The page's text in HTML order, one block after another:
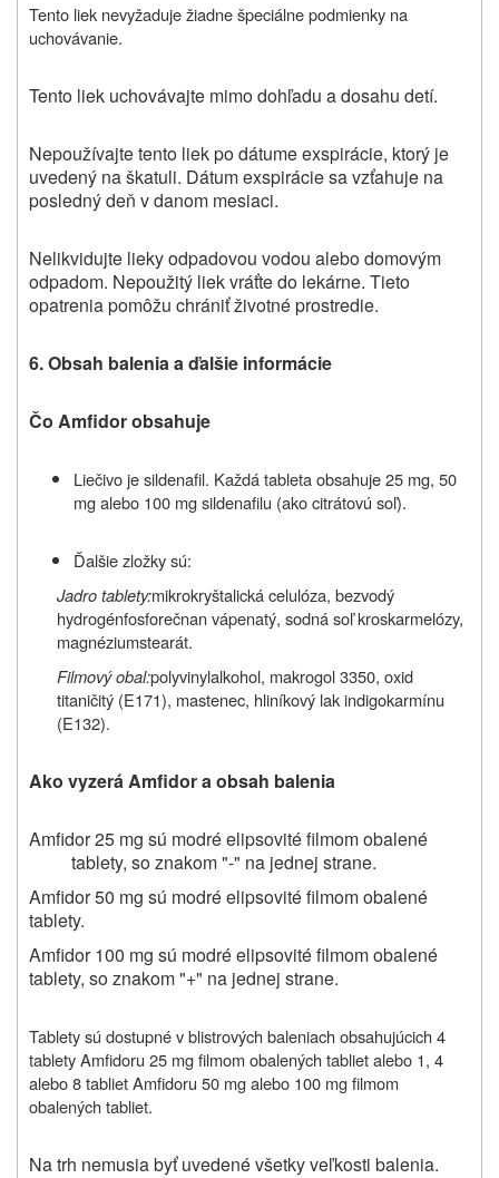
Tento liek nevyžaduje žiadne špeciálne podmienky na
uchovávanie.
Tento liek uchovávajte mimo dohľadu a dosahu detí.
Nepoužívajte tento liek po dátume exspirácie, ktorý je
uvedený na škatuli. Dátum exspirácie sa vzťahuje na
posledný deň v danom mesiaci.
Nelikvidujte lieky odpadovou vodou alebo domovým
odpadom. Nepoužitý liek vráťte do lekárne. Tieto
opatrenia pomôžu chrániť životné prostredie.
6. Obsah balenia a ďalšie informácie
Čo Amfidor obsahuje
Liečivo jesildenafil. Každá tableta obsahuje 25 mg, 50
mg alebo 100 mg sildenafilu (ako citrátovú soľ).
Ďalšie zložky sú:
Jadro tablety:mikrokryštalická celulóza, bezvodý
hydrogénfosforečnan vápenatý, sodná soľ kroskarmelózy,
magnéziumstearát.
Filmový obal:polyvinylalkohol, makrogol 3350, oxid
titaničitý (E171), mastenec, hliníkový lak indigokarmínu
(E132).
Ako vyzerá Amfidor a obsah balenia
Amfidor 25 mg sú modré elipsovité filmom obalené
tablety, so znakom "-" na jednej strane.
Amfidor 50 mg sú modré elipsovité filmom obalené
tablety.
Amfidor 100 mg sú modré elipsovité filmom obalené
tablety, so znakom "+" na jednej strane.
Tablety sú dostupné v blistrových baleniach obsahujúcich 4
tablety Amfidoru 25 mg filmom obalených tabliet alebo 1, 4
alebo 8 tabliet Amfidoru 50 mg alebo 100 mg filmom
obalených tabliet.
Na trh nemusia byť uvedené všetky veľkosti balenia.